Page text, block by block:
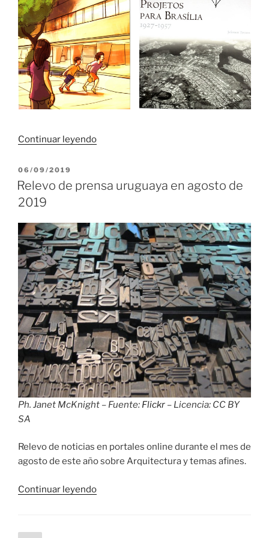
Continuar leyendo«Novedades
PUBLICADO
EL
06/09/2019
Relevo de prensa uruguaya en agosto de
2019
Ph. Janet McKnight – Fuente: Flickr – Licencia: CC BY
SA
Relevo de noticias en portales online durante el mes de
agosto de este año sobre Arquitectura y temas afines.
Continuar leyendo«Relevo